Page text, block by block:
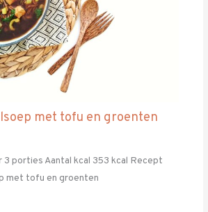
met tofu en groenten
3 porties Aantal kcal 353 kcal Recept
met tofu en groenten